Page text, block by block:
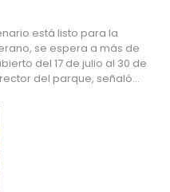
está listo para la
se espera a más de
del 17 de julio al 30 de
del parque, señaló…